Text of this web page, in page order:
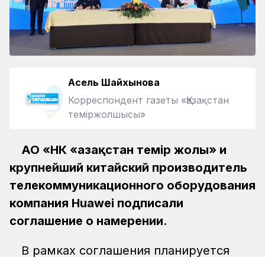
Асель Шайхынова
Корреспондент газеты «Қазақстан
теміржолшысы»
АО «НК «Қазақстан темір жолы» и
крупнейший китайский производитель
телекоммуникационного оборудования
компания Huawei подписали
соглашение о намерении.
В рамках соглашения планируется